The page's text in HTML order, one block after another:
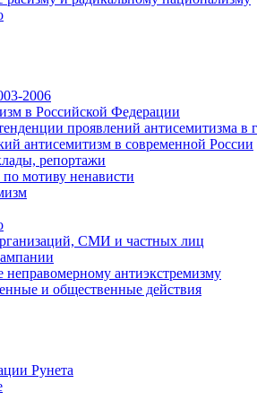
2006
в Российской Федерации
проявлений антисемитизма в
антисемитизм в современной России
репортажи
мотиву ненависти
СМИ и частных лиц
неправомерному антиэкстремизму
и общественные действия
Рунета